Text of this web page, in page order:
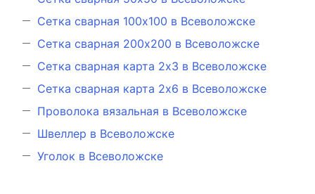
Сетка сварная 100х100 в Всеволожске
Сетка сварная 200х200 в Всеволожске
Сетка сварная карта 2х3 в Всеволожске
Сетка сварная карта 2х6 в Всеволожске
Проволока вязальная в Всеволожске
Швеллер в Всеволожске
Уголок в Всеволожске